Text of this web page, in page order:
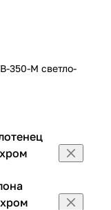
350-M светло-